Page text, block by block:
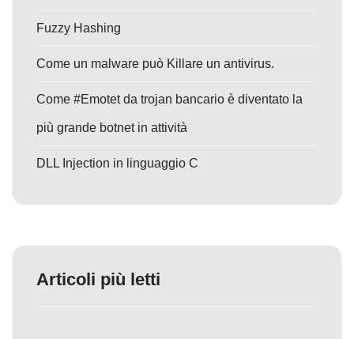
Fuzzy Hashing
Come un malware può Killare un antivirus.
Come #Emotet da trojan bancario è diventato la
più grande botnet in attività
DLL Injection in linguaggio C
Articoli più letti